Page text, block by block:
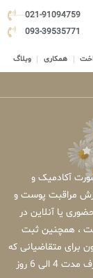
021-91094759
093-39535771
همکاری وبلاگ
آکادمیک و
مراقبت پوست و
یا آنلاین در
، همچنین ثبت
برای متقاضیانی که
در سایر شهر ها و استان ها هستند بصورت فشرده ظرف مدت 4 الی 6 روز